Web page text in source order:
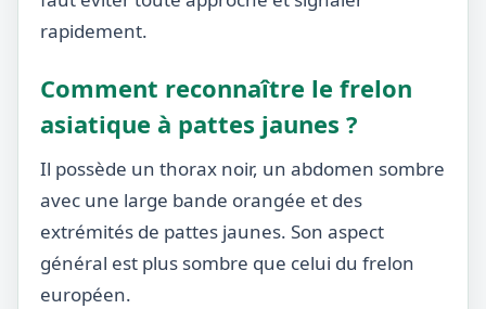
rapidement.
Comment reconnaître le frelon
asiatique à pattes jaunes ?
Il possède un thorax noir, un abdomen sombre
avec une large bande orangée et des
extrémités de pattes jaunes. Son aspect
général est plus sombre que celui du frelon
européen.